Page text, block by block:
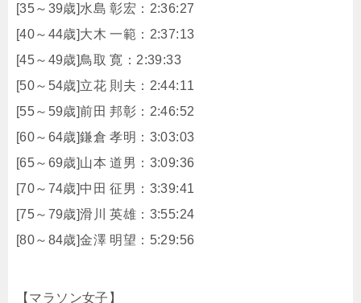
[35～39歳]水島 彰宏：2:36:27
[40～44歳]大木 一範：2:37:13
[45～49歳]鳥取 寛：2:39:33
[50～54歳]立花 則夫：2:44:11
[55～59歳]前田 邦彰：2:46:52
[60～64歳]鎌倉 孝明：3:03:03
[65～69歳]山本 道男：3:09:36
[70～74歳]中田 征男：3:39:41
[75～79歳]滑川 英雄：3:55:24
[80～84歳]金澤 明望：5:29:56
【マラソン女子】